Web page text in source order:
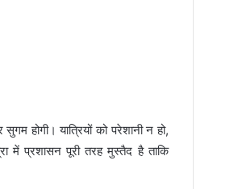
होगी। यात्रियों को परेशानी न हो,
में प्रशासन पूरी तरह मुस्तैद है ताकि